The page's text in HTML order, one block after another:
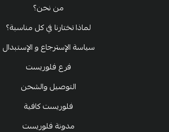
من نحن؟
لماذا تختارنا في كل مناسبة؟
سياسة الإسترجاع و الإستبدال
فرع فلوريست
التوصيل والشحن
فلوريست كافية
مدونة فلوريست